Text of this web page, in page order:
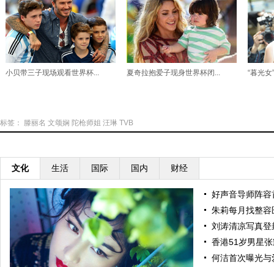
小贝带三子现场观看世界杯... 夏奇拉抱爱子现身世界杯闭... “暮光
标签： 滕丽名 文颂娴 陀枪师姐 汪琳 TVB
文化 生活 国际 国内 财经
好声音导师阵
朱莉每月找整
刘涛清凉写真
香港51岁男星
何洁首次曝光